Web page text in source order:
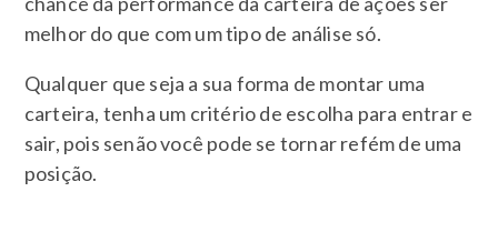
melhor do que com um tipo de análise só.
Qualquer que seja a sua forma de montar uma
carteira, tenha um critério de escolha para entrar e
sair, pois senão você pode se tornar refém de uma
posição.